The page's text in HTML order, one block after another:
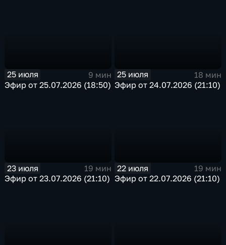
25 июля
9 мин
Эфир от 25.07.2026 (18:50)
25 июля
18 мин
Эфир от 24.07.2026 (21:10)
23 июля
19 мин
Эфир от 23.07.2026 (21:10)
22 июля
19 мин
Эфир от 22.07.2026 (21:10)